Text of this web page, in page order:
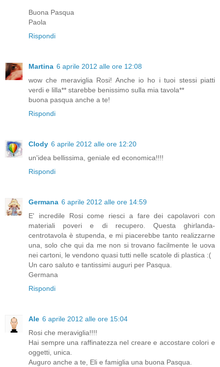
Buona Pasqua
Paola
Rispondi
Martina 6 aprile 2012 alle ore 12:08
wow che meraviglia Rosi! Anche io ho i tuoi stessi piatti
verdi e lilla** starebbe benissimo sulla mia tavola**
buona pasqua anche a te!
Rispondi
Clody 6 aprile 2012 alle ore 12:20
un'idea bellissima, geniale ed economica!!!!
Rispondi
Germana 6 aprile 2012 alle ore 14:59
E' incredile Rosi come riesci a fare dei capolavori con
materiali poveri e di recupero. Questa ghirlanda-
centrotavola è stupenda, e mi piacerebbe tanto realizzarne
una, solo che qui da me non si trovano facilmente le uova
nei cartoni, le vendono quasi tutti nelle scatole di plastica :(
Un caro saluto e tantissimi auguri per Pasqua.
Germana
Rispondi
Ale 6 aprile 2012 alle ore 15:04
Rosi che meraviglia!!!!
Hai sempre una raffinatezza nel creare e accostare colori e
oggetti, unica.
Auguro anche a te, Eli e famiglia una buona Pasqua.